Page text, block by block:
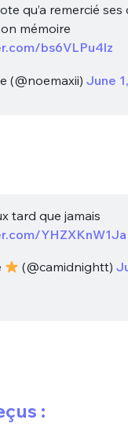
qu’a remercié ses
mémoire
bs6VLPu4lz
(@noemaxii) June
tard que jamais
YHZXKnW1Ja
(@camidnightt)
: